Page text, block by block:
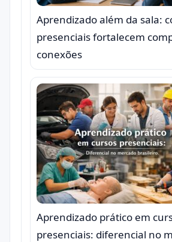
Aprendizado além da sala:
presenciais fortalecem
conexões
Aprendizado prático em
presenciais: diferencial no